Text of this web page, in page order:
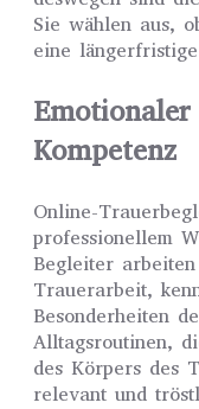
Sie wählen aus,
eine
Kompetenz
Online-
professionellem
Begleiter
Trauerarbeit,
Besonderheiten
Alltagsroutinen,
des Körpers des
relevant und